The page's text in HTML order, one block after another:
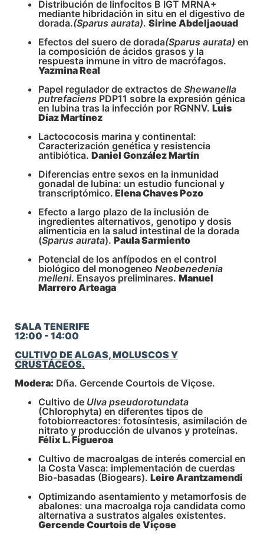
Distribución de linfocitos B IGT MRNA+
mediante hibridación in situ en el digestivo de
dorada.(Sparus aurata). Sirine Abdeljaouad
Efectos del suero de dorada(Sparus aurata) en
la composición de ácidos grasos y la
respuesta inmune in vitro de macrófagos.
Yazmina Real
Papel regulador de extractos de Shewanella
putrefaciens PDP11 sobre la expresión génica
en lubina tras la infección por RGNNV. Luis
Díaz Martínez
Lactococosis marina y continental:
Caracterización genética y resistencia
antibiótica. Daniel González Martín
Diferencias entre sexos en la inmunidad
gonadal de lubina: un estudio funcional y
transcriptómico. Elena Chaves Pozo
Efecto a largo plazo de la inclusión de
ingredientes alternativos, genotipo y dosis
alimenticia en la salud intestinal de la dorada
(Sparus aurata). Paula Sarmiento
Potencial de los anfípodos en el control
biológico del monogeneo Neobenedenia
melleni. Ensayos preliminares. Manuel
Marrero Arteaga
SALA TENERIFE
12:00 - 14:00
CULTIVO DE ALGAS, MOLUSCOS Y
CRUSTÁCEOS.
Modera: Dña. Gercende Courtois de Viçose.
Cultivo de Ulva pseudorotundata
(Chlorophyta) en diferentes tipos de
fotobiorreactores: fotosíntesis, asimilación de
nitrato y producción de ulvanos y proteínas.
Félix L. Figueroa
Cultivo de macroalgas de interés comercial en
la Costa Vasca: implementación de cuerdas
Bio-basadas (Biogears). Leire Arantzamendi
Optimizando asentamiento y metamorfosis de
abalones: una macroalga roja candidata como
alternativa a sustratos algales existentes.
Gercende Courtois de Viçose